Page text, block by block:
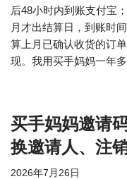
后48小时内到账支付宝
月才出结算日，到账时
算上月已确认收货的订
现。我用买手妈妈一年
买手妈妈邀请
换邀请人、注
2026年7月26日